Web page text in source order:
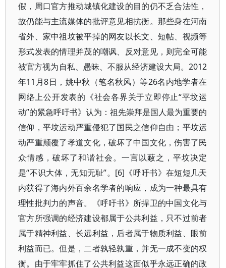
假，周口官方推动城镇化建设的目的仍不乏合法性，
故仍能与主流媒体的批评意见相抗衡。那些身在河南
省外、家中祖坟被平掉的网友以长文、短帖、视频等
形式发表的情理并茂的嘲讽、反对意见，则完全可能
被官方视为自私、愚昧、不服从经济建设大局。2012
年11月8日，姚中秋（笔名秋风）等26名内地学者在
网络上公开发表的《社会各界关于立即停止“平坟运
动”的紧急呼吁书》认为：祖先崇拜是国人最为重要的
信仰，平坟运动严重侵犯了国民之信仰自由；平坟运
动严重颠覆了孝道文化，破坏了中国文化，伤害了民
众情感，破坏了和谐社会。一言以蔽之，平坟决定
是“不识大体，无知无耻”。[6]《呼吁书》在短短几天
内获得了海内外百余名学者的响应，成为一种最具有
理性批判力的声音。《呼吁书》所捍卫的中国文化与
官方所强调的经济建设都属于公共利益，只不过前者
属于精神利益、长远利益，后者属于物质利益、眼前
利益而已。但是，二者孰轻孰重，并无一成不变的权
衡。由于牢牢抓住了公共利益这面似乎永远正确的政